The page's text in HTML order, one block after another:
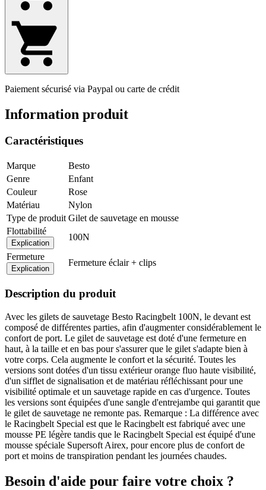
Paiement sécurisé via Paypal ou carte de crédit
Information produit
Caractéristiques
Marque
Besto
Genre
Enfant
Couleur
Rose
Matériau
Nylon
Type de produit Gilet de sauvetage en mousse
Flottabilité
Explication
100N
Fermeture
Explication
Fermeture éclair + clips
Description du produit
Avec les gilets de sauvetage Besto Racingbelt 100N, le devant est
composé de différentes parties, afin d'augmenter considérablement le
confort de port. Le gilet de sauvetage est doté d'une fermeture en
haut, à la taille et en bas pour s'assurer que le gilet s'adapte bien à
votre corps. Cela augmente le confort et la sécurité. Toutes les
versions sont dotées d'un tissu extérieur orange fluo haute visibilité,
d'un sifflet de signalisation et de matériau réfléchissant pour une
visibilité optimale et un sauvetage rapide en cas d'urgence. Toutes
les versions sont équipées d'une sangle d'entrejambe qui garantit que
le gilet de sauvetage ne remonte pas. Remarque : La différence avec
le Racingbelt Special est que le Racingbelt est fabriqué avec une
mousse PE légère tandis que le Racingbelt Special est équipé d'une
mousse spéciale Supersoft Airex, pour encore plus de confort de
port et moins de transpiration pendant les journées chaudes.
Besoin d'aide pour faire votre choix ?